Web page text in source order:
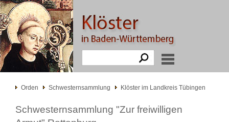
Orden Schwesternsammlung Klöster im Landkreis Tübingen
Schwesternsammlung "Zur freiwilligen